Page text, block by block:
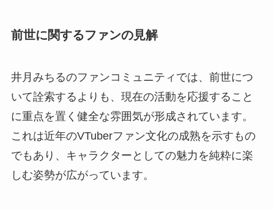
前世に関するファンの見解
井月みちるのファンコミュニティでは、前世につ
いて詮索するよりも、現在の活動を応援すること
に重点を置く健全な雰囲気が形成されています。
これは近年のVTuberファン文化の成熟を示すもの
でもあり、キャラクターとしての魅力を純粋に楽
しむ姿勢が広がっています。